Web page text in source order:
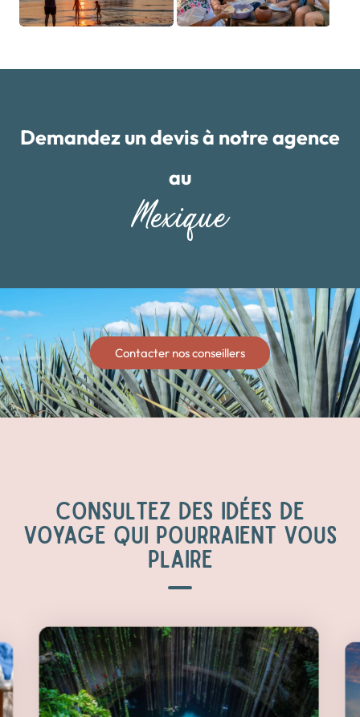
Demandez un devis à notre agence
au
Mexique
Contacter nos conseillers
CONSULTEZ DES IDÉES DE
VOYAGE QUI POURRAIENT VOUS
PLAIRE